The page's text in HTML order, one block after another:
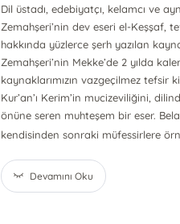
Dil üstadı, edebiyatçı, kelamcı ve
Zemahşeri’nin dev eseri el-Keşşaf,
hakkında yüzlerce şerh yazılan
Zemahşeri’nin Mekke’de 2 yılda
kaynaklarımızın vazgeçilmez tefsir
Kur’an’ı Kerim’in mucizeviliğini,
önüne seren muhteşem bir eser.
kendisinden sonraki müfessirlere
Devamını Oku